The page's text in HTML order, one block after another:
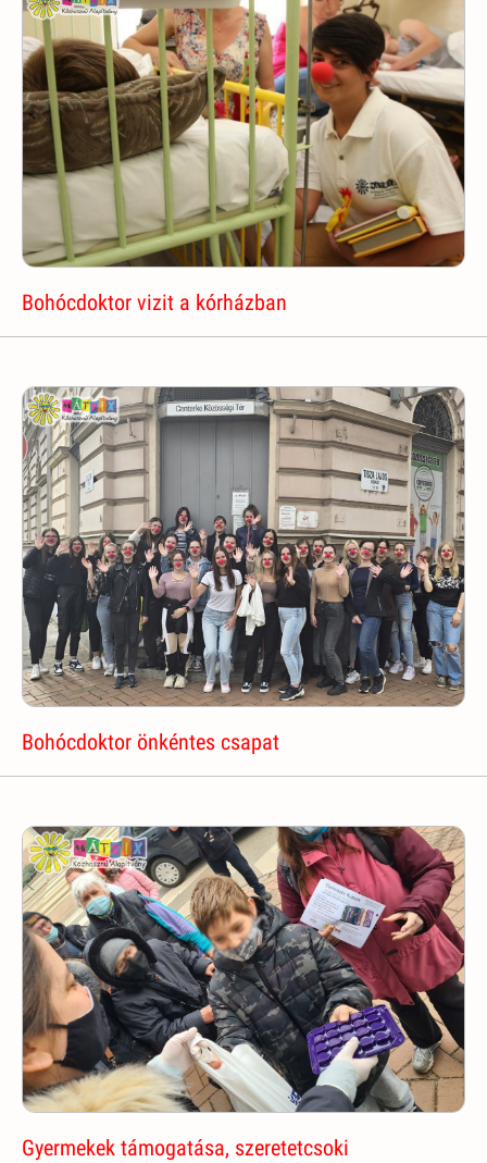
Bohócdoktor vizit a kórházban
Bohócdoktor önkéntes csapat
Gyermekek támogatása, szeretetcsoki